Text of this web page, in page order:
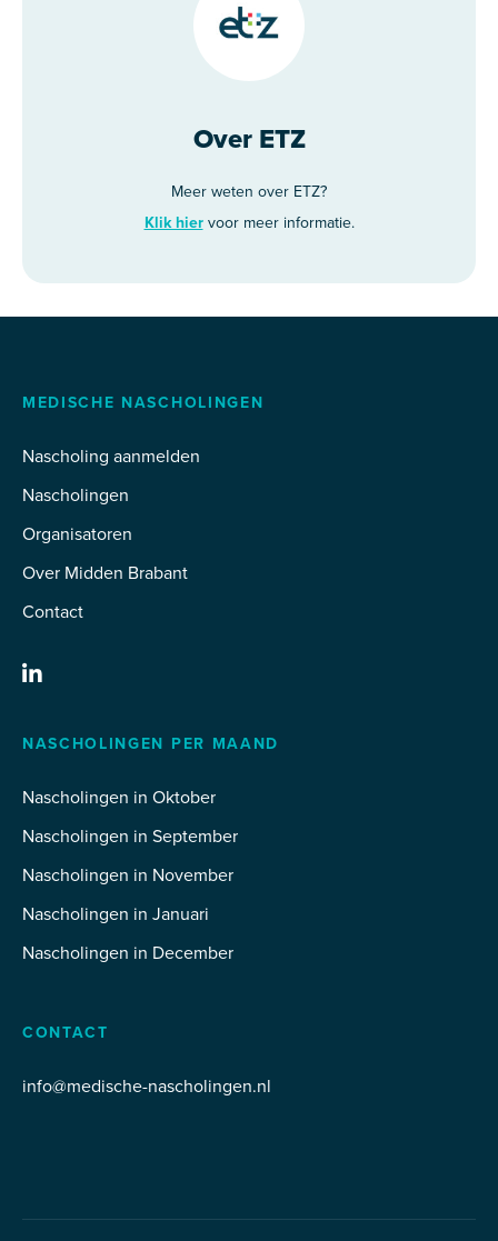
Over ETZ
Meer weten over ETZ?
Klik hiervoor meer informatie.
MEDISCHE NASCHOLINGEN
Nascholing aanmelden
Nascholingen
Organisatoren
Over Midden Brabant
Contact
NASCHOLINGEN PER MAAND
Nascholingen in Oktober
Nascholingen in September
Nascholingen in November
Nascholingen in Januari
Nascholingen in December
CONTACT
info@medische-nascholingen.nl